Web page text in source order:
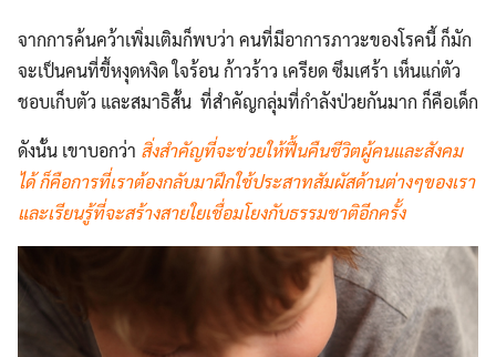
จากการค้นคว้าเพิ่มเติมก็พบว่า คนที่มีอาการภาวะของโรคนี้ ก็มัก
จะเป็นคนที่ขี้หงุดหงิด ใจร้อน ก้าวร้าว เครียด ซึมเศร้า เห็นแก่ตัว
ชอบเก็บตัว และสมาธิสั้น ที่สำคัญกลุ่มที่กำลังป่วยกันมาก ก็คือเด็ก
ดังนั้น เขาบอกว่า สิ่งสำคัญที่จะช่วยให้ฟื้นคืนชีวิตผู้คนและสังคม
ได้ ก็คือการที่เราต้องกลับมาฝึกใช้ประสาทสัมผัสด้านต่างๆของเรา
และเรียนรู้ที่จะสร้างสายใยเชื่อมโยงกับธรรมชาติอีกครั้ง